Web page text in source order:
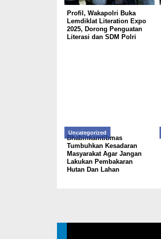
Profil, Wakapolri Buka
Lemdiklat Literation Expo
2025, Dorong Penguatan
Literasi dan SDM Polri
Uncategorized
Bhabinkamtibmas
Tumbuhkan Kesadaran
Masyarakat Agar Jangan
Lakukan Pembakaran
Hutan Dan Lahan